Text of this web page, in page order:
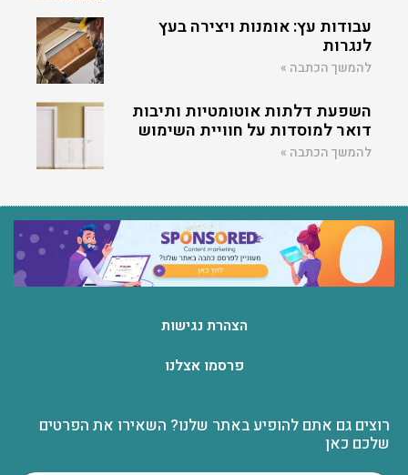
עבודות עץ: אומנות ויצירה בעץ
לנגרות
להמשך הכתבה »
השפעת דלתות אוטומטיות ותיבות
דואר למוסדות על חוויית השימוש
להמשך הכתבה »
הצהרת נגישות
פרסמו אצלנו
רוצים גם אתם להופיע באתר שלנו? השאירו את הפרטים
שלכם כאן